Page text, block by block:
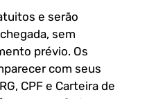
e serão
sem
prévio. Os
com seus
CPF e Carteira de